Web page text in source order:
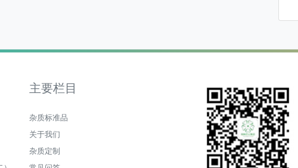
主要栏目
杂质标准品
关于我们
杂质定制